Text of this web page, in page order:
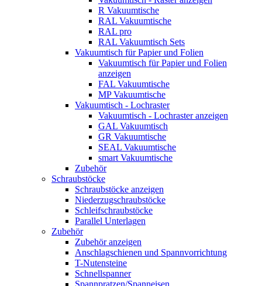
R Vakuumtische
RAL Vakuumtische
RAL pro
RAL Vakuumtisch Sets
Vakuumtisch für Papier und Folien
Vakuumtisch für Papier und Folien
anzeigen
FAL Vakuumtische
MP Vakuumtische
Vakuumtisch - Lochraster
Vakuumtisch - Lochraster anzeigen
GAL Vakuumtisch
GR Vakuumtische
SEAL Vakuumtische
smart Vakuumtische
Zubehör
Schraubstöcke
Schraubstöcke anzeigen
Niederzugschraubstöcke
Schleifschraubstöcke
Parallel Unterlagen
Zubehör
Zubehör anzeigen
Anschlagschienen und Spannvorrichtung
T-Nutensteine
Schnellspanner
Spannpratzen/Spanneisen